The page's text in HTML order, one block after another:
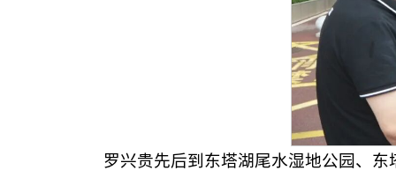
罗兴贵先后到东塔湖尾水湿地公园、